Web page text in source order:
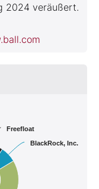
2024 veräußert.
Freefloat
BlackRock, Inc.